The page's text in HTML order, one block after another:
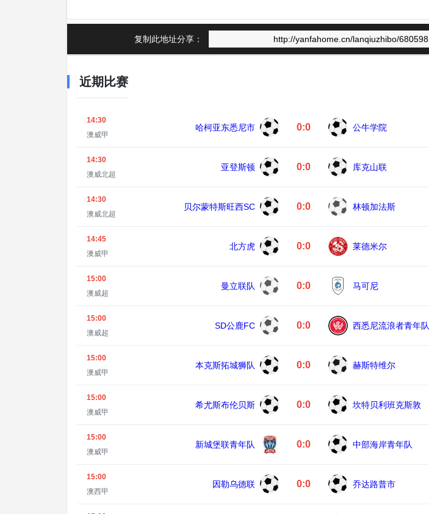
复制此地址分享：
近期比赛
14:30
澳威甲
哈柯亚东悉尼市 0:0 公牛学院
14:30
澳威北超
亚登斯顿 0:0 库克山联
14:30
澳威北超
贝尔蒙特斯旺西SC 0:0 林顿加法斯
14:45
澳威甲
北方虎 0:0 莱德米尔
15:00
澳威超
曼立联队 0:0 马可尼
15:00
澳威超
SD公鹿FC 0:0 西悉尼流浪者青年队
15:00
澳威甲
本克斯拓城狮队 0:0 赫斯特维尔
15:00
澳威甲
希尤斯布伦贝斯 0:0 坎特贝利班克斯敦
15:00
澳威甲
新城堡联青年队 0:0 中部海岸青年队
15:00
澳西甲
因勒乌德联 0:0 乔达路普市